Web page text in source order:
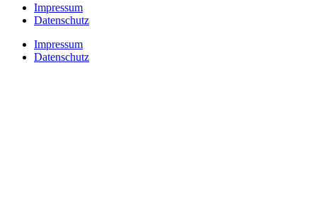
Impressum
Datenschutz
Impressum
Datenschutz